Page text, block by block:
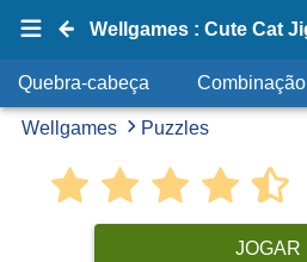
Quebra-cabeça Combinação
Wellgames Puzzles
JOGAR